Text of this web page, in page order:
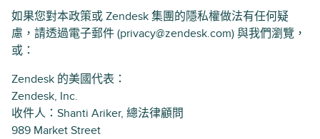
如果您對本政策或 Zendesk 集團的隱私權做法有任何疑
慮，請透過電子郵件 (privacy@zendesk.com) 與我們瀏覽，
或：
Zendesk 的美國代表：
Zendesk, Inc.
收件人：Shanti Ariker, 總法律顧問
989 Market Street